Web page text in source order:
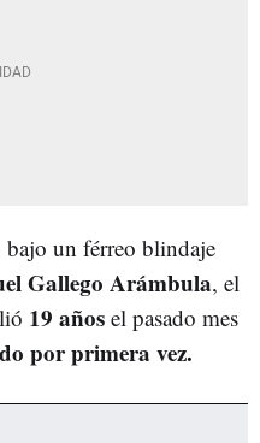
bajo un férreo blindaje
Gallego Arámbula, el
19 años el pasado mes
por primera vez.